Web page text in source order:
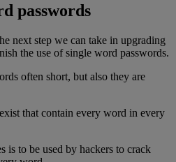
passwords
next step we can take in upgrading
the use of single word passwords.
often short, but also they are
that contain every word in every
is to be used by hackers to crack